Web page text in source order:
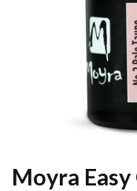
Moyra